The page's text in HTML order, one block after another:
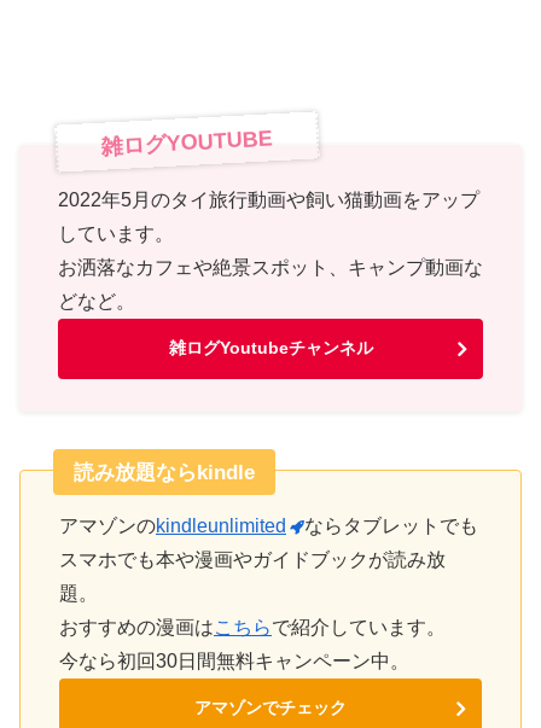
雑ログYOUTUBE
2022年5月のタイ旅行動画や飼い猫動画をアップ
しています。
お洒落なカフェや絶景スポット、キャンプ動画な
どなど。
雑ログYoutubeチャンネル
読み放題ならkindle
アマゾンのkindleunlimited
ならタブレットでも
スマホでも本や漫画やガイドブックが読み放
題。
おすすめの漫画はこちらで紹介しています。
今なら初回30日間無料キャンペーン中。
アマゾンでチェック